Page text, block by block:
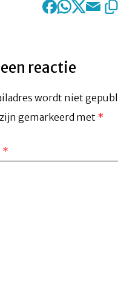
reactie
wordt niet
gemarkeerd met *
*